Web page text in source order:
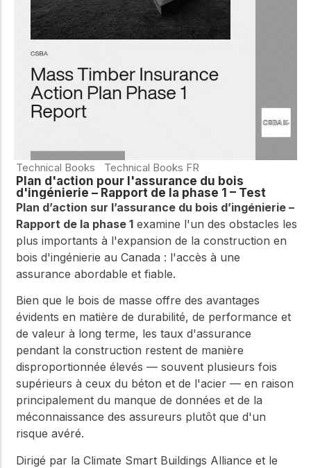
meilleures pratiques.
d'innovation
dans le domaine
du bois
Connectez-vous avec
pointe qui stimulent
l'innovation dans la
construction en bois et
la durabilité.
connectez-vous pour
obtenir du support
technique, des conseils
des ressources pratiques
Technical Books Technical Books FR
Plan d'action pour l'assurance du bois
d'ingénierie – Rapport de la phase 1 – Test
Plan d’action sur l’assurance du bois d’ingénierie –
Rapport de la phase 1 examine l'un des obstacles les
plus importants à l'expansion de la construction en
bois d'ingénierie au Canada : l'accès à une
assurance abordable et fiable.
Bien que le bois de masse offre des avantages
évidents en matière de durabilité, de performance et
de valeur à long terme, les taux d'assurance
pendant la construction restent de manière
disproportionnée élevés — souvent plusieurs fois
supérieurs à ceux du béton et de l'acier — en raison
principalement du manque de données et de la
méconnaissance des assureurs plutôt que d'un
risque avéré.
Dirigé par la Climate Smart Buildings Alliance et le